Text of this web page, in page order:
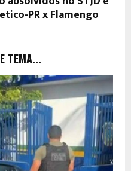
PR x Flamengo
TEMA...